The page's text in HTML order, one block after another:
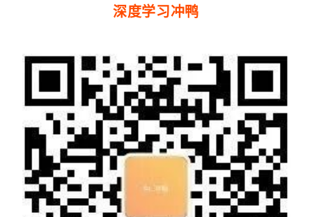
深度学习冲鸭